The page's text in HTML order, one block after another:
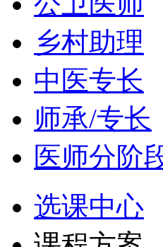
乡村助理
中医专长
师承/专长
医师分阶
选课中心